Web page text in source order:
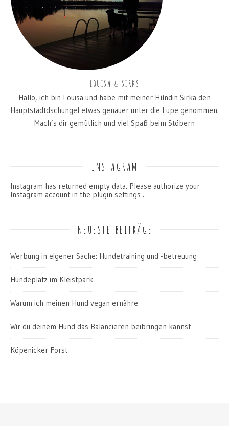
LOUISA & SIRKS
Hallo, ich bin Louisa und habe mit meiner Hündin Sirka den
Hauptstadtdschungel etwas genauer unter die Lupe genommen.
Mach’s dir gemütlich und viel Spaß beim Stöbern
INSTAGRAM
Instagram has returned empty data. Please authorize your
Instagram account in the plugin settings .
NEUESTE BEITRÄGE
Werbung in eigener Sache: Hundetraining und -betreuung
Hundeplatz im Kleistpark
Warum ich meinen Hund vegan ernähre
Wir du deinem Hund das Balancieren beibringen kannst
Köpenicker Forst